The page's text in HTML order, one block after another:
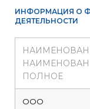
ИНФОРМАЦИЯ О
ДЕЯТЕЛЬНОСТИ
ПОЛНОЕ
ООО